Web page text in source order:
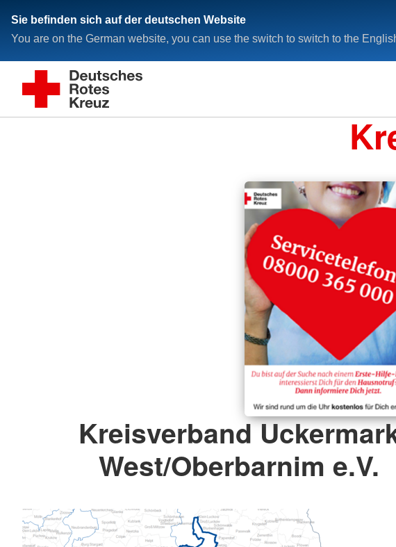
Sie befinden sich auf der deutschen Website
You are on the German website, you can use the switch to switch to the
Kreisverband
West/Oberbarnim e.V.